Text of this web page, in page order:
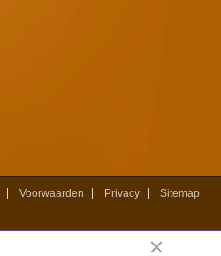
Voorwaarden Privacy Sitemap